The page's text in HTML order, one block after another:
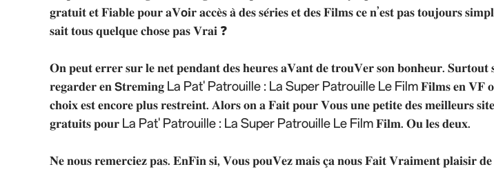
𝐠𝐫𝐚𝐭𝐮𝐢𝐭 𝐞𝐭 𝐅𝐢𝐚𝐛𝐥𝐞 𝐩𝐨𝐮𝐫 𝐚𝐕𝗼𝐢𝐫 𝐚𝐜𝐜𝐞̀𝐬 𝐚̀ 𝐝𝐞𝐬 𝐬𝐞́𝐫𝐢𝐞𝐬 𝐞𝐭 𝐝𝐞𝐬 𝐅𝐢𝐥𝐦𝐬 𝐜𝐞 𝐧’𝐞𝐬𝐭 𝐩𝐚𝐬 𝐭𝐨𝐮𝐣𝐨𝐮𝐫𝐬
𝐬𝐚𝐢𝐭 𝐭𝐨𝐮𝐬 𝐪𝐮𝐞𝐥𝐪𝐮𝐞 𝐜𝐡𝐨𝐬𝐞 𝐩𝐚𝐬 𝐕𝐫𝐚𝐢 ❓
𝐎𝐧 𝐩𝐞𝐮𝐭 𝐞𝐫𝐫𝐞𝐫 𝐬𝐮𝐫 𝐥𝐞 𝐧𝐞𝐭 𝐩𝐞𝐧𝐝𝐚𝐧𝐭 𝐝𝐞𝐬 𝐡𝐞𝐮𝐫𝐞𝐬 𝐚𝐕𝐚𝐧𝐭 𝐝𝐞 𝐭𝐫𝐨𝐮𝐕𝐞𝐫 𝐬𝐨𝐧 𝐛𝐨𝐧𝐡𝐞𝐮𝐫. 𝐒𝐮𝐫𝐭𝐨𝐮𝐭
𝐫𝐞𝐠𝐚𝐫𝐝𝐞𝐫 𝐞𝐧 𝗦𝐭𝐫𝐞𝐦𝐢𝐧𝐠 La Pat' Patrouille : La Super Patrouille Le Film 𝐅𝐢𝐥𝐦𝐬 𝐞𝐧
𝐜𝐡𝐨𝐢𝐱 𝐞𝐬𝐭 𝐞𝐧𝐜𝐨𝐫𝐞 𝐩𝐥𝐮𝐬 𝐫𝐞𝐬𝐭𝐫𝐞𝐢𝐧𝐭. 𝐀𝐥𝐨𝐫𝐬 𝐨𝐧 𝐚 𝐅𝐚𝐢𝐭 𝐩𝐨𝐮𝐫 𝐕𝐨𝐮𝐬 𝐮𝐧𝐞 𝐩𝐞𝐭𝐢𝐭𝐞 𝐝𝐞𝐬 𝐦𝐞𝐢𝐥𝐥𝐞𝐮𝐫𝐬
𝐠𝐫𝐚𝐭𝐮𝐢𝐭𝐬 𝐩𝐨𝐮𝐫 La Pat' Patrouille : La Super Patrouille Le Film 𝐅𝐢𝐥𝐦. 𝐎𝐮 𝐥𝐞𝐬 𝐝𝐞𝐮𝐱.
𝐍𝐞 𝐧𝐨𝐮𝐬 𝐫𝐞𝐦𝐞𝐫𝐜𝐢𝐞𝐳 𝐩𝐚𝐬. 𝐄𝐧𝐅𝐢𝐧 𝐬𝐢, 𝐕𝐨𝐮𝐬 𝐩𝐨𝐮𝐕𝐞𝐳 𝐦𝐚𝐢𝐬 𝐜̧𝐚 𝐧𝐨𝐮𝐬 𝐅𝐚𝐢𝐭 𝐕𝐫𝐚𝐢𝐦𝐞𝐧𝐭 𝐩𝐥𝐚𝐢𝐬𝐢𝐫